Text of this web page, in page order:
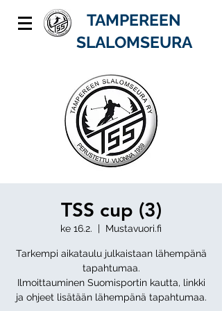
TAMPEREEN
SLALOMSEURA
TSS cup (3)
ke 16.2.
  |
Mustavuori.fi
Tarkempi aikataulu julkaistaan lähempänä
tapahtumaa.
Ilmoittauminen Suomisportin kautta, linkki
ja ohjeet lisätään lähempänä tapahtumaa.